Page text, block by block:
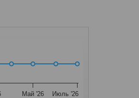
Май '26 Июль '26